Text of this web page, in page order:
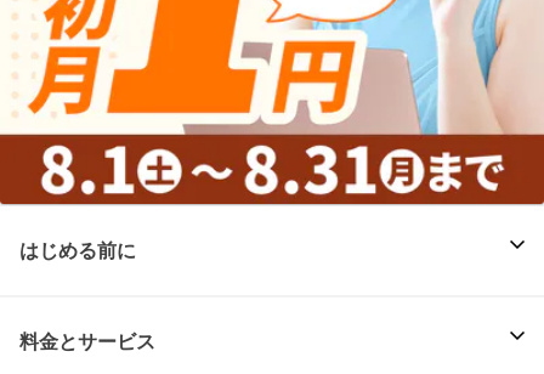
はじめる前に
料金とサービス